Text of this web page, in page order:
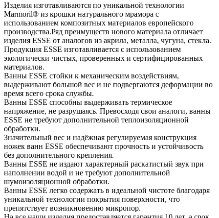
Изделия изготавливаются по уникальной технологии
Marmoril® из крошки натурального мрамора с
использованием композитных материалов европейского
производства.Ряд преимуществ нового материала отличает
изделия ESSE от аналогов из акрила, металла, чугуна, стекла.
Продукция ESSE изготавливается с использованием
экологически чистых, проверенных и сертифицированных
материалов.
Ванны ESSE стойки к механическим воздействиям,
выдерживают большой вес и не подвергаются деформации во
время всего срока службы.
Ванны ESSE способны выдерживать термическое
напряжение, не разрушаясь. Превосходя свои аналоги, ванны
ESSE не требуют дополнительной теплоизоляционной
обработки.
Значительный вес и надёжная регулируемая конструкция
ножек ванн ESSE обеспечивают прочность и устойчивость
без дополнительного крепления.
Ванны ESSE не издают характерный раскатистый звук при
наполнении водой и не требуют дополнительной
шумоизоляционной обработки.
Ванны ESSE легко содержать в идеальной чистоте благодаря
уникальной технологии покрытия поверхности, что
препятствует возникновению микропор.